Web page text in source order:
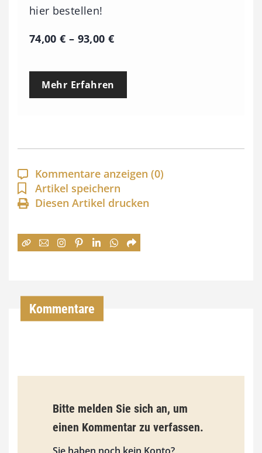
hier bestellen!
74,00€ – 93,00 €P
e
p
a
n
n
:
€
i
s
9
Mehr Erfahren
Kommentare anzeigen (0)
Artikel speichern
Diesen Artikel drucken
Kommentare
Bitte melden Sie sich an, um
einen Kommentar zu verfassen.